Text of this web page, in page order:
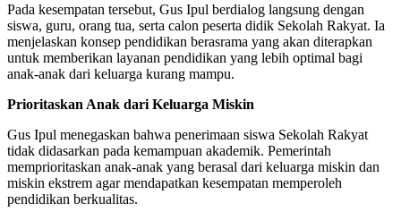
Pada kesempatan tersebut, Gus Ipul berdialog langsung dengan
siswa, guru, orang tua, serta calon peserta didik Sekolah Rakyat. Ia
menjelaskan konsep pendidikan berasrama yang akan diterapkan
untuk memberikan layanan pendidikan yang lebih optimal bagi
anak-anak dari keluarga kurang mampu.
Prioritaskan Anak dari Keluarga Miskin
Gus Ipul menegaskan bahwa penerimaan siswa Sekolah Rakyat
tidak didasarkan pada kemampuan akademik. Pemerintah
memprioritaskan anak-anak yang berasal dari keluarga miskin dan
miskin ekstrem agar mendapatkan kesempatan memperoleh
pendidikan berkualitas.